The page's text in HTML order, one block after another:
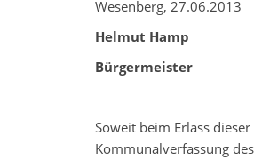
Wesenberg, 27.06.2013
Helmut Hamp
Bürgermeister
Soweit beim Erlass
Kommunalverfassung